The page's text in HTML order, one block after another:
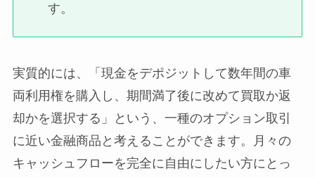
す。
実質的には、「現金をデポジットして数年間の車
両利用権を購入し、期間満了後に改めて買取か返
却かを選択する」という、一種のオプション取引
に近い金融商品と考えることができます。月々の
キャッシュフローを完全に自由にしたい方にとっ